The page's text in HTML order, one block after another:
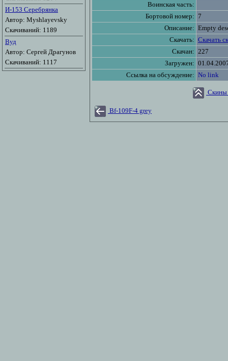
И-153 Серебрянка
Автор: Myshlayevsky
Скачиваний: 1189
Вуд
Автор: Сергей Драгунов
Скачиваний: 1117
Воинская часть:
Бортовой номер: 7
Описание: Empty
Скачать: Скачать
Скачан: 227
Загружен:
Ссылка на обсуждение: No link
Скины
Bf-109F-4 grey